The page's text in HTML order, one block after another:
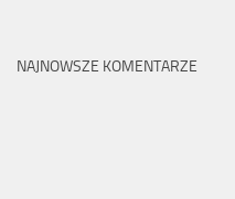
NAJNOWSZE KOMENTARZE